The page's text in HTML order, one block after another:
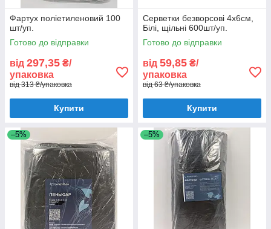
Фартух поліетиленовий 100
шт/уп.
Готово до відправки
від 297,35 ₴/
упаковка
від 313 ₴/упаковка
Купити
Серветки безворсові 4х6см,
Білі, щільні 600шт/уп.
Готово до відправки
від 59,85 ₴/
упаковка
від 63 ₴/упаковка
Купити
–5% –5%